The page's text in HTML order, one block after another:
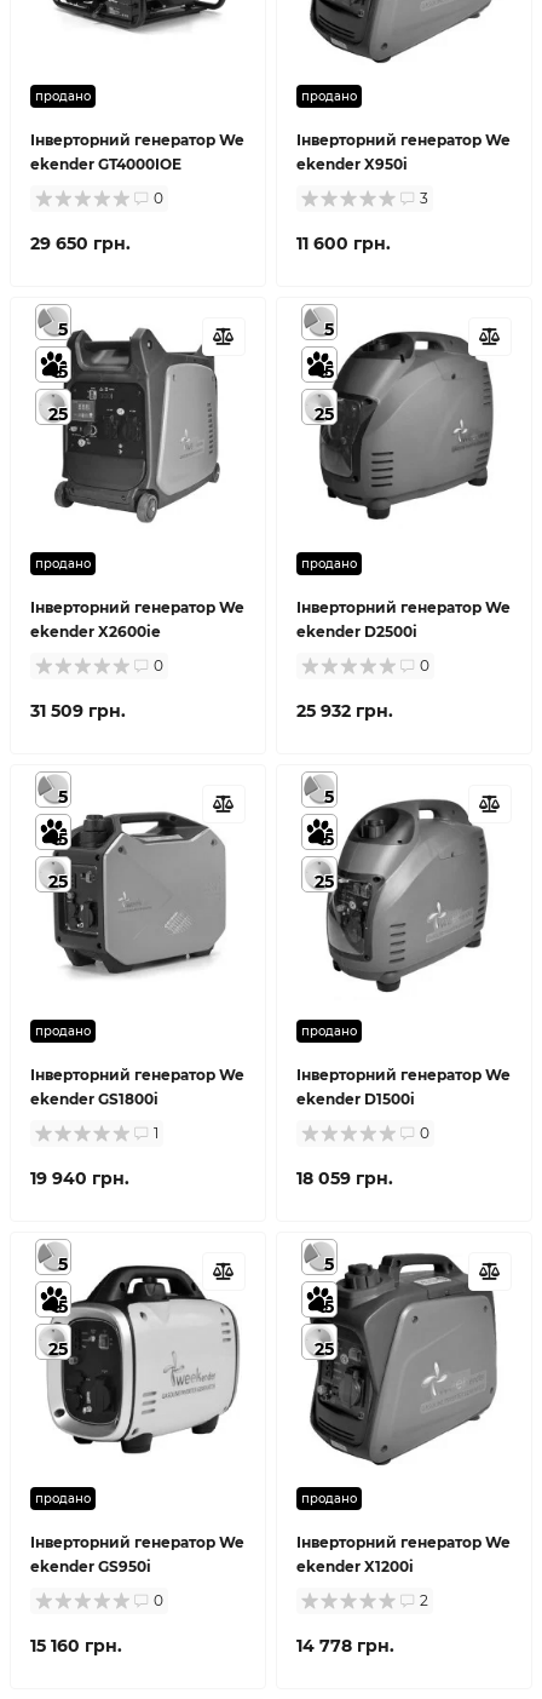
продано
Інверторний генератор We
ekender GT4000IOE
0
29 650 грн.
продано
Інверторний генератор We
ekender X950i
3
11 600 грн.
продано
Інверторний генератор We
ekender X2600ie
5
5
25
0
31 509 грн.
продано
Інверторний генератор We
ekender D2500i
5
5
25
0
25 932 грн.
продано
Інверторний генератор We
ekender GS1800i
5
5
25
1
19 940 грн.
продано
Інверторний генератор We
ekender D1500i
5
5
25
0
18 059 грн.
продано
Інверторний генератор We
ekender GS950i
5
5
25
0
15 160 грн.
продано
Інверторний генератор We
ekender X1200i
5
5
25
2
14 778 грн.